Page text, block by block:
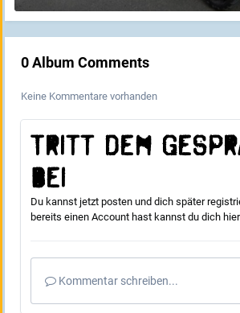
0 Album Comments
Keine Kommentare vorhanden
Tritt dem
bei
Du kannst jetzt posten und dich später
bereits einen Account hast kannst du dich hier
Kommentar schreiben...